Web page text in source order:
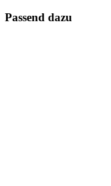
Passend dazu